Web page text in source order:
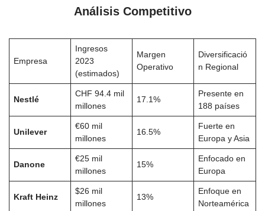
Análisis Competitivo
Empresa
Ingresos
2023
(estimados)
Margen
Operativo
Diversificació
n Regional
Nestlé
CHF 94.4 mil
millones
17.1%
Presente en
188 países
Unilever
€60 mil
millones
16.5%
Fuerte en
Europa y Asia
Danone
€25 mil
millones
15%
Enfocado en
Europa
Kraft Heinz
$26 mil
millones
13%
Enfoque en
Norteamérica